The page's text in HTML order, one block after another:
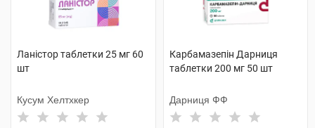
Ланістор таблетки 25 мг 60
шт
Кусум Хелтхкер
Карбамазепін Дарниця
таблетки 200 мг 50 шт
Дарниця ФФ